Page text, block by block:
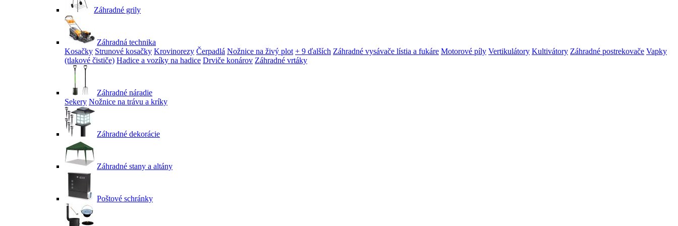
Záhradné grily
Záhradná technika
Kosačky Strunové kosačky Krovinorezy Čerpadlá Nožnice na živý plot + 9 ďalších Záhradné vysávače lístia a fukáre Motorové píly Vertikulátory Kultivátory Záhradné postrekovače Vapky
(tlakové čističe) Hadice a vozíky na hadice Drviče konárov Záhradné vrtáky
Záhradné náradie
Sekery Nožnice na trávu a kríky
Záhradné dekorácie
Záhradné stany a altány
Poštové schránky